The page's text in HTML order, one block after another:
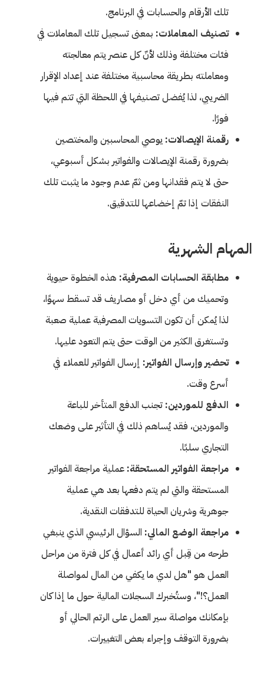
تلك الأرقام والحسابات في البرنامج.
تصنيف المعاملات: بمعنى تسجيل تلك المعاملات في
فئات مختلفة وذلك لأنّ كل عنصر يتم معالجته
ومعاملته بطريقة محاسبية مختلفة عند إعداد الإقرار
الضريبي، لذا يُفضل تصنيفها في اللحظة التي تتم فيها
فورًا.
رقمنة الإيصالات: يوصي المحاسبين والمختصين
بضرورة رقمنة الإيصالات والفواتير بشكل أسبوعي،
حتى لا يتم فقدانها ومن ثمّ عدم وجود ما يثبت تلك
النفقات إذا تمّ إخضاعها للتدقيق.
المهام الشهرية
مطابقة الحسابات المصرفية: هذه الخطوة حيوية
وتحميك من أي دخل أو مصاريف قد تسقط سهوًا،
لذا يُمكن أن تكون التسويات المصرفية عملية صعبة
وتستغرق الكثير من الوقت حتى يتم التعود عليها.
تحضير وإرسال الفواتير: إرسال الفواتير للعملاء في
أسرع وقت.
الدفع للموردين: تجنب الدفع المتأخر للباعة
والموردين، فقد يُساهم ذلك في التأثير على وضعك
التجاري سلبًا.
مراجعة الفواتير المستحقة: عملية مراجعة الفواتير
المستحقة والتي لم يتم دفعها بعد هي عملية
جوهرية وشريان الحياة للتدفقات النقدية.
مراجعة الوضع المالي: السؤال الرئيسي الذي ينبغي
طرحه من قِبل أي رائد أعمال في كل فترة من مراحل
العمل هو "هل لدي ما يكفي من المال لمواصلة
العمل؟!"، وستُخبرك السجلات المالية حول ما إذا كان
بإمكانك مواصلة سير العمل على الرتم الحالي أو
بضرورة التوقف وإجراء بعض التغييرات.